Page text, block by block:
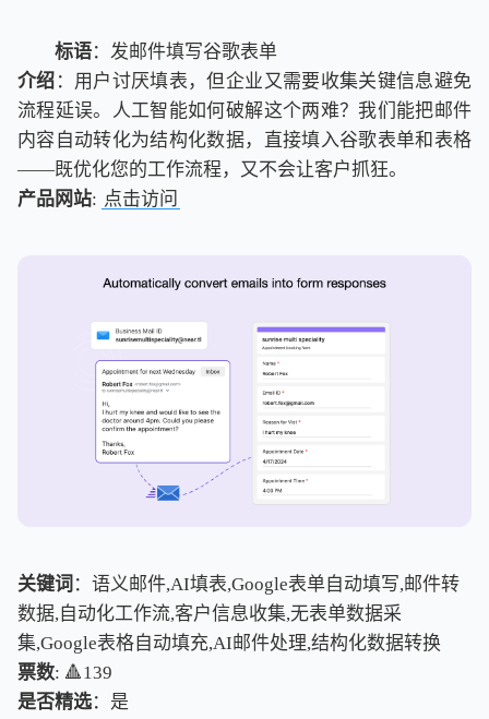
标语：发邮件填写谷歌表单
介绍 ：用户讨厌填表，但企业又需要收集关键信息避免
流程延误。人工智能如何破解这个两难？我们能把邮件
内容自动转化为结构化数据，直接填入谷歌表单和表格
——既优化您的工作流程，又不会让客户抓狂。
产品网站: 点击访问
关键词 ：语义邮件,AI填表,Google表单自动填写,邮件转
数据,自动化工作流,客户信息收集,无表单数据采
集,Google表格自动填充,AI邮件处理,结构化数据转换
票数: 🔺139
是否精选：是